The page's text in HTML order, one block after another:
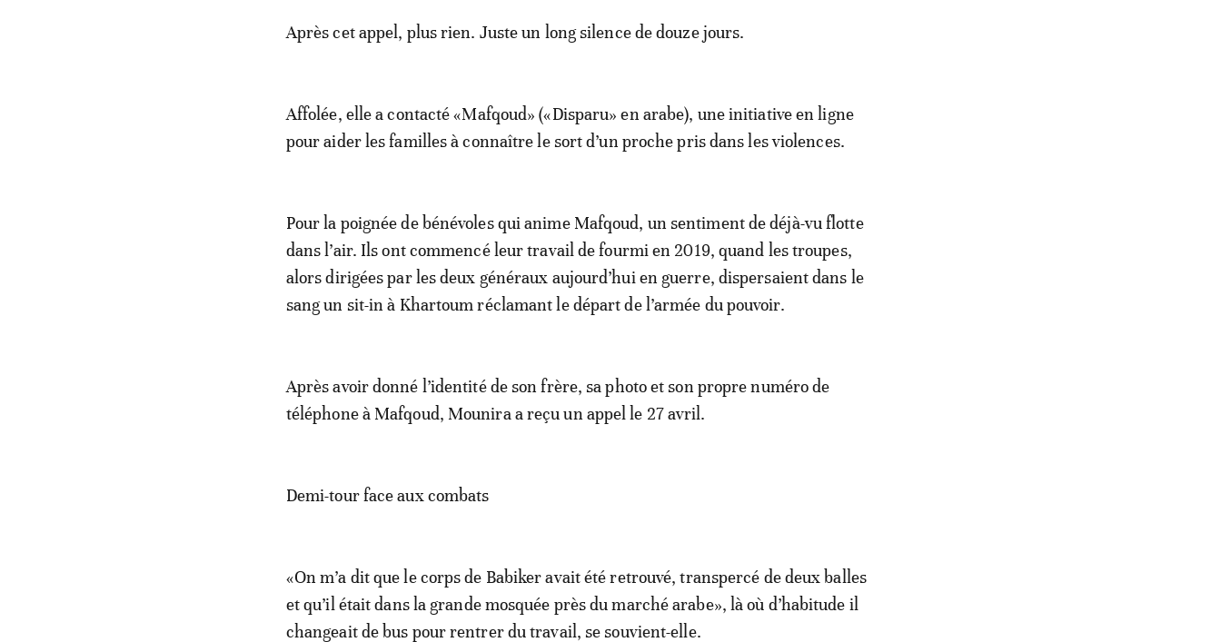
Après cet appel, plus rien. Juste un long silence de douze jours.
Affolée, elle a contacté «Mafqoud» («Disparu» en arabe), une initiative en ligne
pour aider les familles à connaître le sort d’un proche pris dans les violences.
Pour la poignée de bénévoles qui anime Mafqoud, un sentiment de déjà-vu flotte
dans l’air. Ils ont commencé leur travail de fourmi en 2019, quand les troupes,
alors dirigées par les deux généraux aujourd’hui en guerre, dispersaient dans le
sang un sit-in à Khartoum réclamant le départ de l’armée du pouvoir.
Après avoir donné l’identité de son frère, sa photo et son propre numéro de
téléphone à Mafqoud, Mounira a reçu un appel le 27 avril.
Demi-tour face aux combats
«On m’a dit que le corps de Babiker avait été retrouvé, transpercé de deux balles
et qu’il était dans la grande mosquée près du marché arabe», là où d’habitude il
changeait de bus pour rentrer du travail, se souvient-elle.